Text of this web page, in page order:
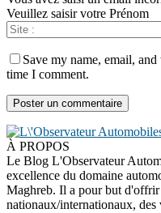
Veuillez saisir votre Prénom
Save my name, email,
time I comment.
À PROPOS
Le Blog L'Observateur
excellence du domaine
Maghreb. Il a pour but d'offrir
nationaux/internationaux, des